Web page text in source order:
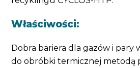
Właściwości:
Dobra bariera dla gazów i pary
do obróbki termicznej metodą